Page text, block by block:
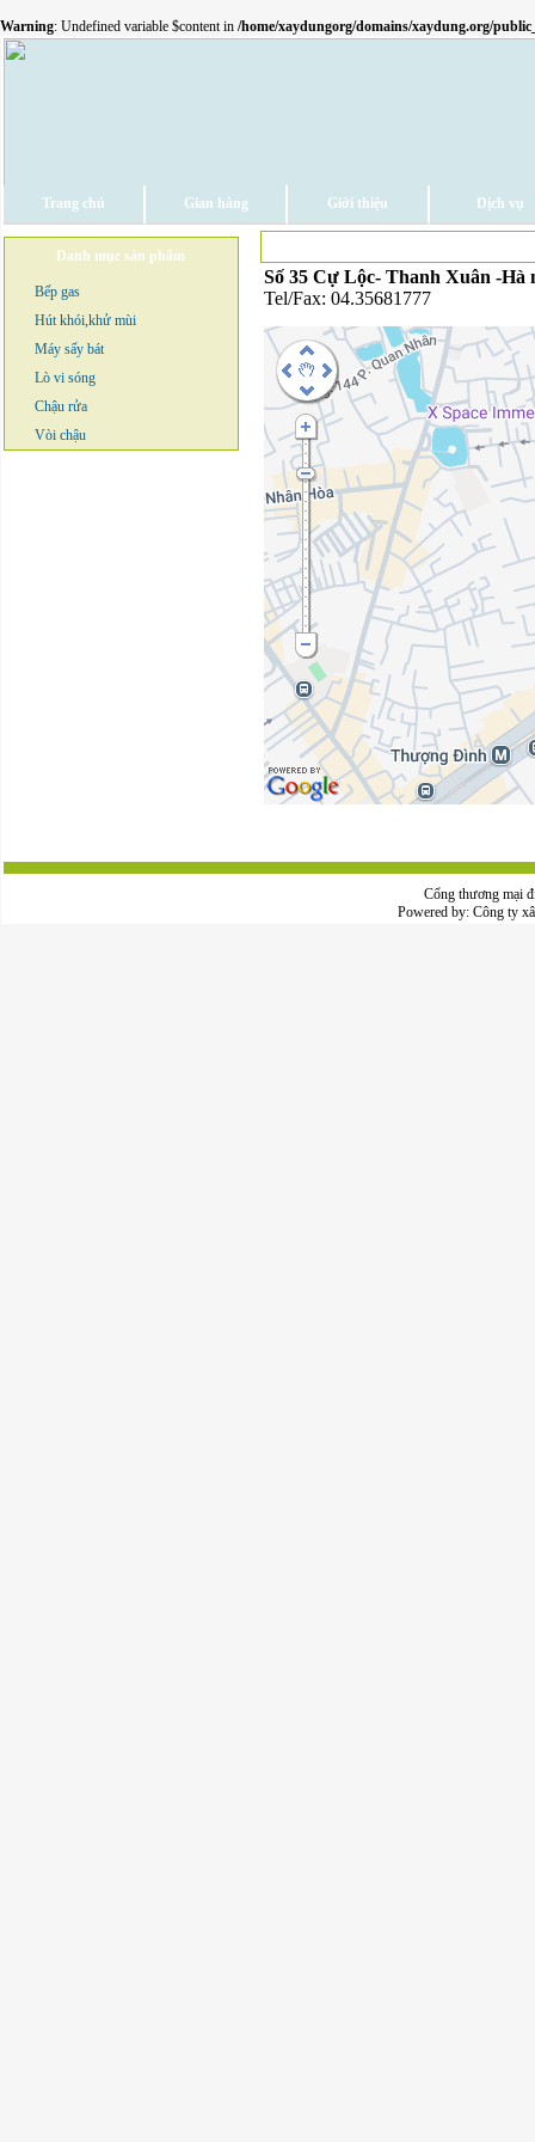
Warning: Undefined variable $content in /home/xaydungorg/domains/xaydung.org/
Trang chủ Gian hàng Giới thiệu Dịch vụ
Danh mục sản phẩm
Bếp gas
Hút khói,khử mùi
Máy sấy bát
Lò vi sóng
Chậu rửa
Vòi chậu
Số 35 Cự Lộc- Thanh Xuân -Hà
Tel/Fax: 04.35681777
Cổng thương mại
Powered by: Công ty